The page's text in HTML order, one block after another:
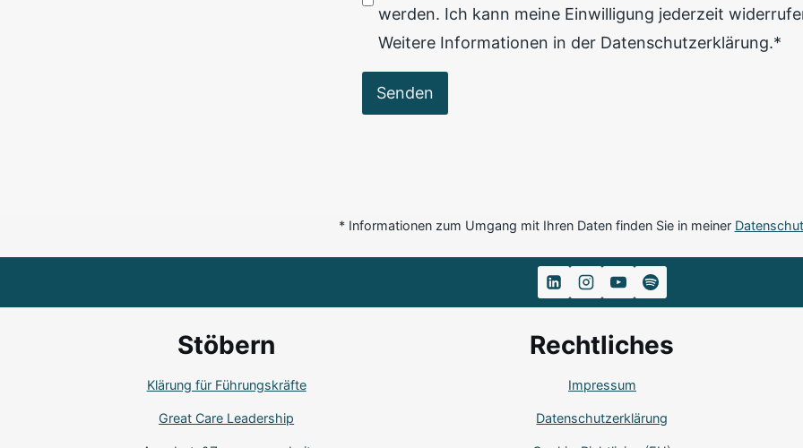
werden. Ich kann meine Einwilligung jederzeit
Weitere Informationen in der Datenschutzerklärung.*
Senden
* Informationen zum Umgang mit Ihren Daten finden Sie in meiner
Stöbern
Klärung für Führungskräfte
Great Care Leadership
Rechtliches
Impressum
Datenschutzerklärung